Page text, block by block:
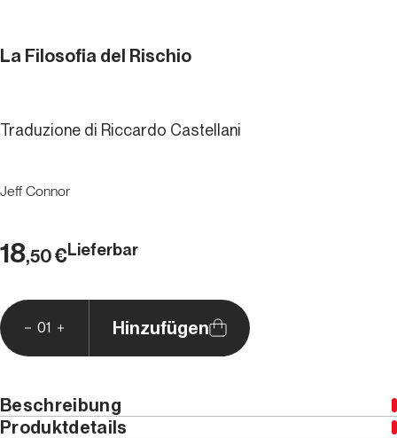
La Filosofia del Rischio
Traduzione di Riccardo Castellani
Jeff Connor
18,50€Lieferbar
01 Hinzufügen
Beschreibung
Produktdetails